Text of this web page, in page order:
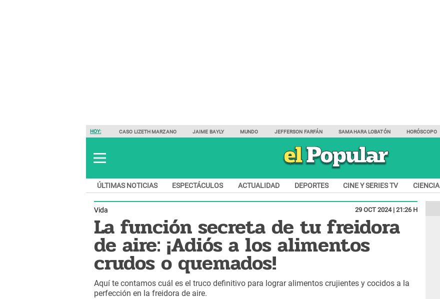
HOY: CASO LIZETH MARZANO JAIME BAYLY MUNDO JEFFERSON FARFÁN SAMAHARA LOBATÓN HORÓSCOPO
ÚLTIMAS NOTICIAS ESPECTÁCULOS ACTUALIDAD DEPORTES CINE Y SERIES TV CIENCIA
Vida 29 OCT 2024 | 21:26 H
La función secreta de tu freidora
de aire: ¡Adiós a los alimentos
crudos o quemados!
Aquí te contamos cuál es el truco definitivo para lograr alimentos crujientes y cocidos a la
perfección en la freidora de aire.